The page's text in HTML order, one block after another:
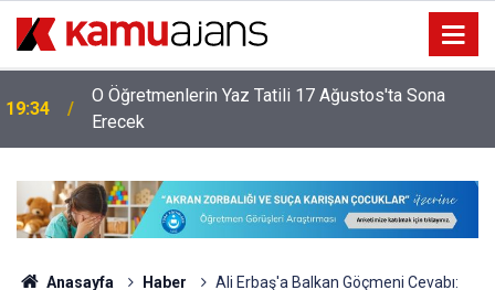
18:34 İş Bankası'nda Genel Müdür Değişimi!
Anasayfa Haber
Ali Erbaş'a Balkan Göçmeni Cevabı: